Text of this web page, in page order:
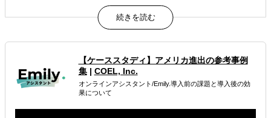
アメリカのビジネスに精通した現地在住の日米バイリンガ
ルのアシスタントが、日本企業のアメリカ進出をサポート
EC事業、カスタマーサービス、マーケティング、SNS運
のサポートが可能です。
アシスタントは様々な州や地域で生活しており、アメリカ
現地の流行など生きた情報を提供します。
属するジャンル
【ケーススタディ】アメリカ進出の参考事例
集| COEL, Inc.
オンラインアシスタント/Emily.導入前の課題と導入後の効
果について